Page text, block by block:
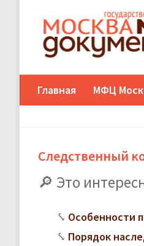
Главная МФЦ
Следственный
Это
Особенности
Порядок